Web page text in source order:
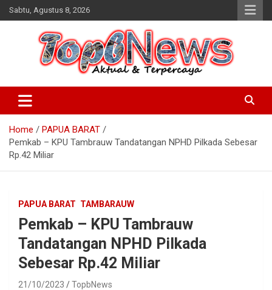
Skip
to
Sabtu, Agustus 8, 2026
Home
PAPUA BARAT
Pemkab – KPU Tambrauw Tandatangan NPHD Pilkada Sebesar
Rp.42 Miliar
PAPUA BARAT TAMBARAUW
Pemkab – KPU Tambrauw
Tandatangan NPHD Pilkada
Sebesar Rp.42 Miliar
21/10/2023 TopbNews